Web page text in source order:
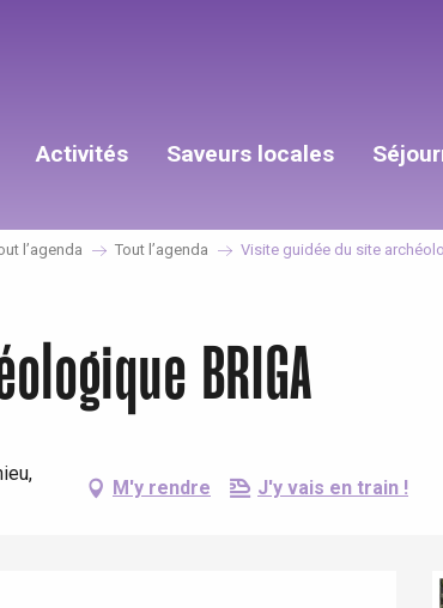
Activités Saveurs locales
l’agenda Tout l’agenda Visite guidée du site
BRIGA
M'y rendre J'y vais en train !